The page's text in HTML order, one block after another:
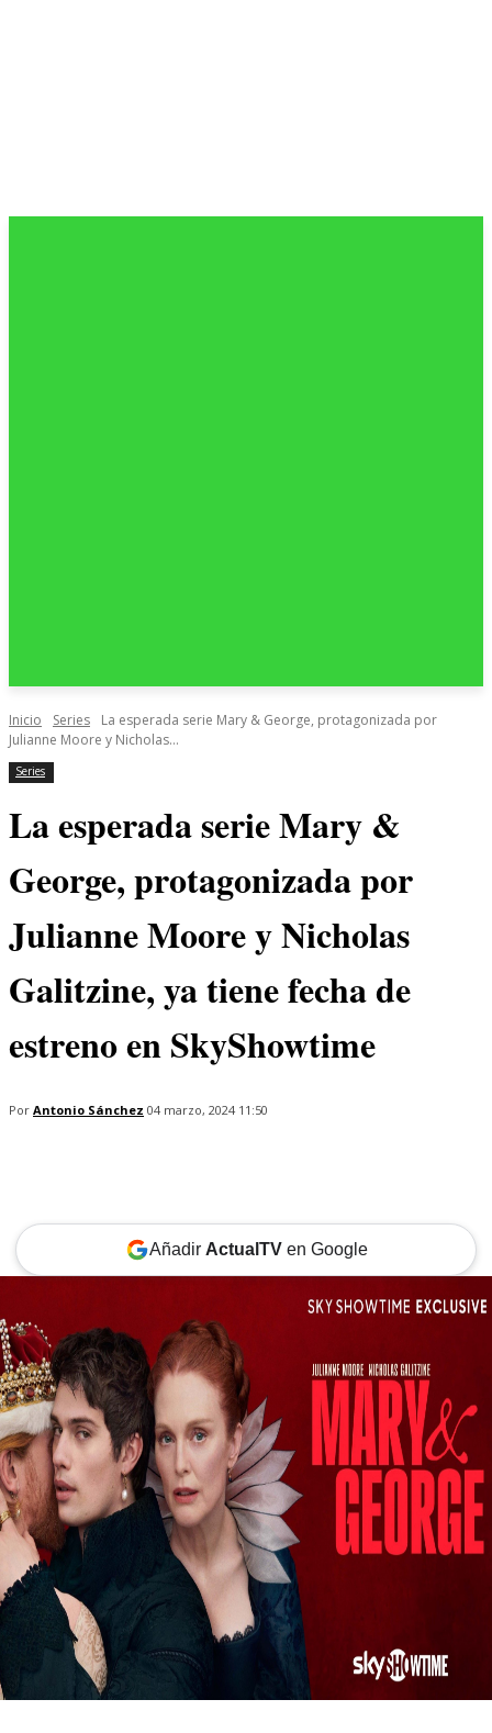
Inicio Series
La esperada serie Mary & George, protagonizada por
Julianne Moore y Nicholas...
Series
La esperada serie Mary &
George, protagonizada por
Julianne Moore y Nicholas
Galitzine, ya tiene fecha de
estreno en SkyShowtime
Por Antonio Sánchez 04 marzo, 2024 11:50
Añadir ActualTVen Google